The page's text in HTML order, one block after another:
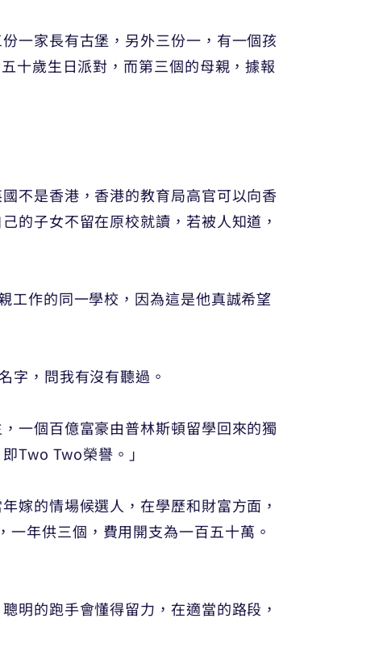
一家長有古堡，另外三份一，有一個孩
十歲生日派對，而第三個的母親，據報
不是香港，香港的教育局高官可以向香
的子女不留在原校就讀，若被人知道，
工作的同一學校，因為這是他真誠希望
字，問我有沒有聽過。
一個百億富豪由普林斯頓留學回來的獨
Two Two榮譽。」
嫁的情場候選人，在學歷和財富方面，
年供三個，費用開支為一百五十萬。
明的跑手會懂得留力，在適當的路段，